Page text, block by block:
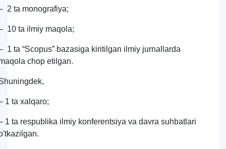
2 ta monografiya;
10 ta ilmiy maqola;
1 ta “Scopus” bazasiga kiritilgan ilmiy jurnallarda
chop etilgan.
1 ta xalqaro;
1 ta respublika ilmiy konferentsiya va davra suhbatlari